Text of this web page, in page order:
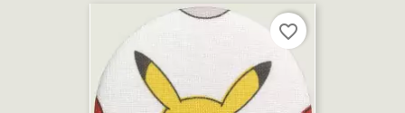
favorite_border